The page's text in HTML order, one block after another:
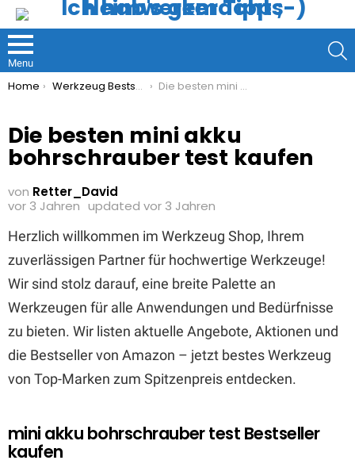
Menu
You are here:
Home Werkzeug Bestseller Die besten mini akku bohrschrauber test kaufen
Die besten mini akku
bohrschrauber test kaufen
von Retter_David
vor 3 Jahren updated vor 3 Jahren
Herzlich willkommen im Werkzeug Shop, Ihrem
zuverlässigen Partner für hochwertige Werkzeuge!
Wir sind stolz darauf, eine breite Palette an
Werkzeugen für alle Anwendungen und Bedürfnisse
zu bieten. Wir listen aktuelle Angebote, Aktionen und
die Bestseller von Amazon – jetzt bestes Werkzeug
von Top-Marken zum Spitzenpreis entdecken.
mini akku bohrschrauber test Bestseller
kaufen